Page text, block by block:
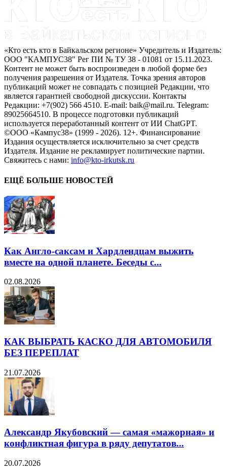
«Кто есть кто в Байкальском регионе» Учредитель и Издатель:
ООО "КАМПУС38" Рег ПИ № ТУ 38 - 01081 от 15.11.2023.
Контент не может быть воспроизведен в любой форме без
получения разрешения от Издателя. Точка зрения авторов
публикаций может не совпадать с позицией Редакции, что
является гарантией свободной дискуссии. Контакты
Редакции: +7(902) 566 4510. E-mail: baik@mail.ru. Telegram:
89025664510. В процессе подготовки публикаций
используется переработанный контент от ИИ ChatGPT.
©ООО «Кампус38» (1999 - 2026). 12+. Финансирование
Издания осуществляется исключительно за счет средств
Издателя. Издание не рекламирует политические партии.
Свяжитесь с нами: info@kto-irkutsk.ru
ЕЩЁ БОЛЬШЕ НОВОСТЕЙ
Как Англо-саксам и Хардлендцам выжить
вместе на одной планете. Беседы с...
02.08.2026
КАК ВЫБРАТЬ КАСКО ДЛЯ АВТОМОБИЛЯ
БЕЗ ПЕРЕПЛАТ
21.07.2026
Александр Якубовский — самая «мажорная» и
конфликтная фигура в ряду депутатов...
20.07.2026